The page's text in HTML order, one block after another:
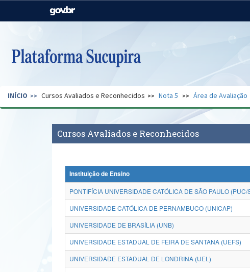
Casa Civil
Pecuária e Abastecimento
Secretaria de Governo Gabinete de Segurança
INÍCIO Cursos Avaliados e Reconhecidos Nota 5 Área de Avaliação
Cursos Avaliados e Reconhecidos
Instituição de Ensino
PONTIFÍCIA UNIVERSIDADE CATÓLICA DE SÃO PAULO (PUC/
UNIVERSIDADE CATÓLICA DE PERNAMBUCO (UNICAP)
UNIVERSIDADE DE BRASÍLIA (UNB)
UNIVERSIDADE ESTADUAL DE FEIRA DE SANTANA (UEFS)
UNIVERSIDADE ESTADUAL DE LONDRINA (UEL)